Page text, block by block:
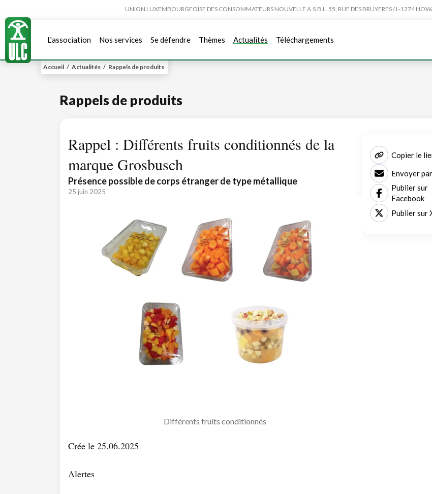
UNION LUXEMBOURGEOISE DES CONSOMMATEURS NOUVELLE A.S.B.L. 55, RUE DES BRUYERES / L-1274
L'association Nos services Se défendre Thèmes Actualités Téléchargements
Accueil / Actualités / Rappels de produits
Rappels de produits
Rappel : Différents fruits conditionnés de la
marque Grosbusch
Présence possible de corps étranger de type métallique
25 juin 2025
Différents fruits conditionnés
Crée le 25.06.2025
Alertes
Copier le
Envoyer
Publier sur
Facebook
Publier sur